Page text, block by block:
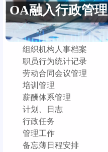
OA融入行政管理
组织机构人事档案
职员行为统计记录
劳动合同会议管理
培训管理
薪酬体系管理
计划、日志
行政任务
管理工作
备忘薄日程安排